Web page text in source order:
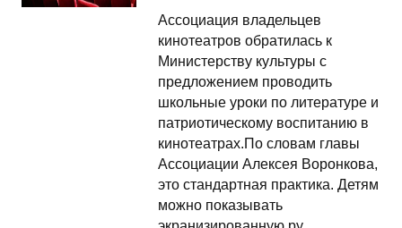
Ассоциация владельцев
кинотеатров обратилась к
Министерству культуры с
предложением проводить
школьные уроки по литературе и
патриотическому воспитанию в
кинотеатрах.По словам главы
Ассоциации Алексея Воронкова,
это стандартная практика. Детям
можно показывать